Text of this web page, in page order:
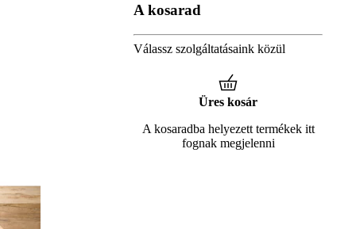
A kosarad
Válassz szolgáltatásaink közül
Üres kosár
A kosaradba helyezett termékek itt
fognak megjelenni